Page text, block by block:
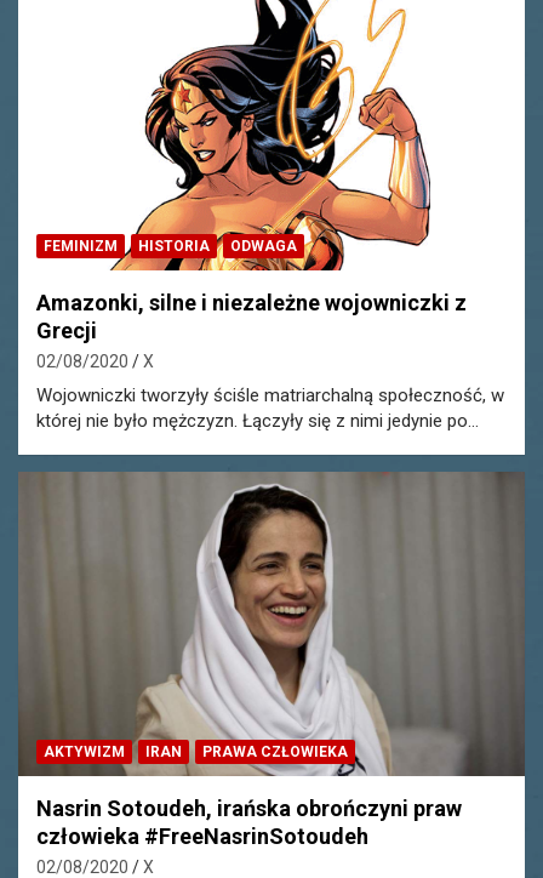
FEMINIZM HISTORIA ODWAGA
Amazonki, silne i niezależne wojowniczki z
Grecji
02/08/2020 X
Wojowniczki tworzyły ściśle matriarchalną społeczność, w
której nie było mężczyzn. Łączyły się z nimi jedynie po…
AKTYWIZM IRAN PRAWA CZŁOWIEKA
Nasrin Sotoudeh, irańska obrończyni praw
człowieka #FreeNasrinSotoudeh
02/08/2020 X